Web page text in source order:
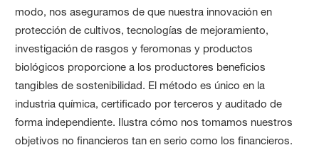
modo, nos aseguramos de que nuestra innovación en
protección de cultivos, tecnologías de mejoramiento,
investigación de rasgos y feromonas y productos
biológicos proporcione a los productores beneficios
tangibles de sostenibilidad. El método es único en la
industria química, certificado por terceros y auditado de
forma independiente. Ilustra cómo nos tomamos nuestros
objetivos no financieros tan en serio como los financieros.